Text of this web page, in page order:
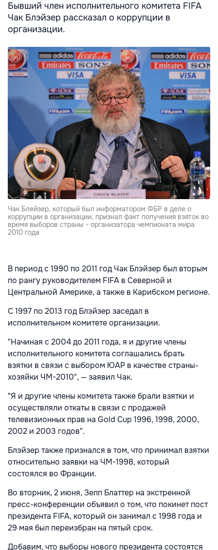
Бывший член исполнительного комитета FIFA
Чак Блэйзер рассказал о коррупции в
организации.
Чак Блейзер, который был информатором ФБР в деле о
коррупции в организации, признал факт получения взяток во
время выборов страны - организатора чемпионата мира
2010 года
В период с 1990 по 2011 год Чак Блэйзер был вторым
по рангу руководителем FIFA в Северной и
Центральной Америке, а также в Карибском регионе.
С 1997 по 2013 год Блэйзер заседал в
исполнительном комитете организации.
"Начиная с 2004 до 2011 года, я и другие члены
исполнительного комитета соглашались брать
взятки в связи с выбором ЮАР в качестве страны-
хозяйки ЧМ-2010", — заявил Чак.
"Я и другие члены комитета также брали взятки и
осуществляли откаты в связи с продажей
телевизионных прав на Gold Cup 1996, 1998, 2000,
2002 и 2003 годов".
Блэйзер также признался в том, что принимал взятки
относительно заявки на ЧМ-1998, который
состоялся во Франции.
Во вторник, 2 июня, Зепп Блаттер на экстренной
пресс-конференции объявил о том, что покинет пост
президента FIFA, который он занимал с 1998 года и
29 мая был переизбран на пятый срок.
Добавим, что выборы нового президента состоятся